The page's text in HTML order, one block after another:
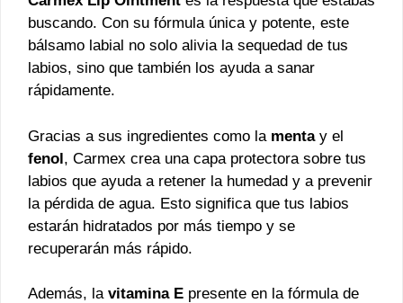
buscando. Con su fórmula única y potente, este
bálsamo labial no solo alivia la sequedad de tus
labios, sino que también los ayuda a sanar
rápidamente.
Gracias a sus ingredientes como la mentay el
fenol, Carmex crea una capa protectora sobre tus
labios que ayuda a retener la humedad y a prevenir
la pérdida de agua. Esto significa que tus labios
estarán hidratados por más tiempo y se
recuperarán más rápido.
Además, la vitamina E presente en la fórmula de